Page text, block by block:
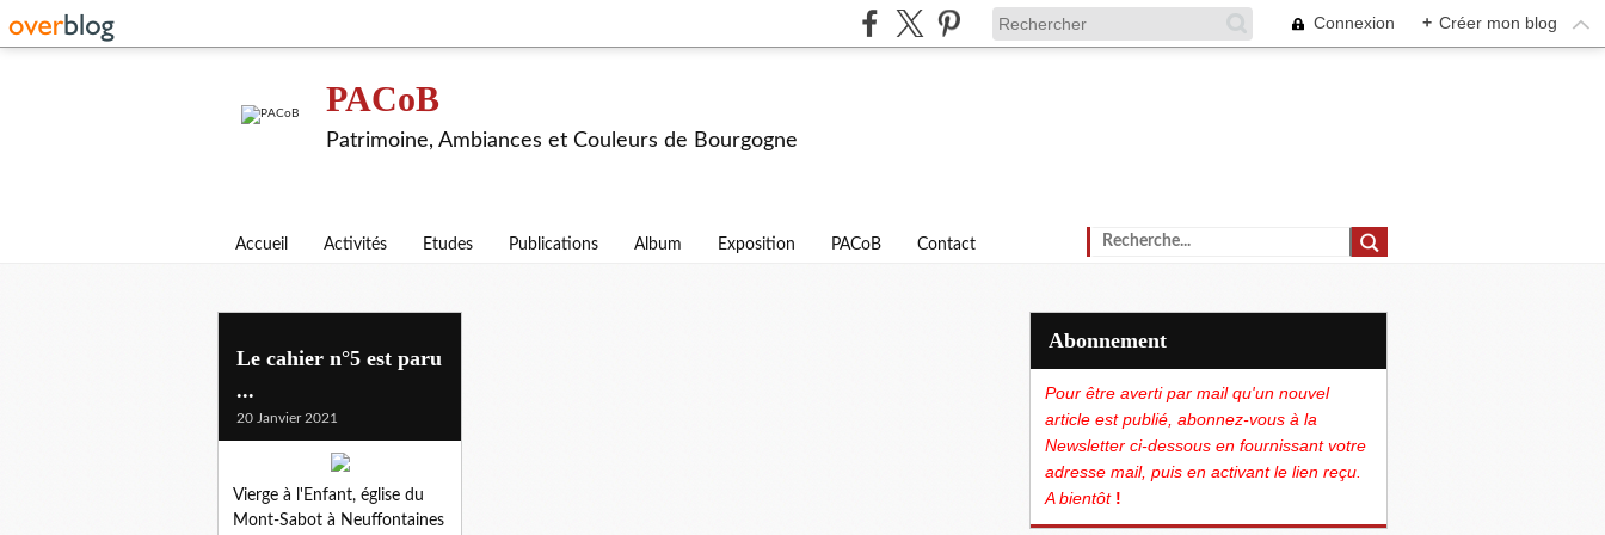
Connexion + Créer mon blog
PACoB
Patrimoine, Ambiances et Couleurs de Bourgogne
Accueil Activités Etudes Publications Album Exposition PACoB Contact
Le cahier n°5 est paru
...
20 Janvier 2021
Vierge à l'Enfant, église du
Mont-Sabot à Neuffontaines
Abonnement
Pour être averti par mail qu'un nouvel
article est publié, abonnez-vous à la
Newsletter ci-dessous en fournissant votre
adresse mail, puis en activant le lien reçu.
A bientôt!